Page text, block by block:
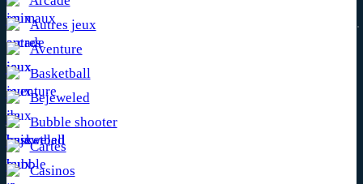
Autres jeux
Aventure
Basketball
Bejeweled
Bubble shooter
Cartes
Casinos